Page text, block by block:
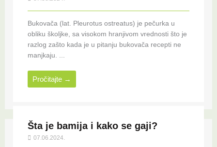
Bukovača (lat. Pleurotus ostreatus) je pečurka u
obliku školjke, sa visokom hranjivom vrednosti što je
razlog zašto kada je u pitanju bukovača recepti ne
manjkaju. ...
Pročitajte →
Šta je bamija i kako se gaji?
07.06.2024.